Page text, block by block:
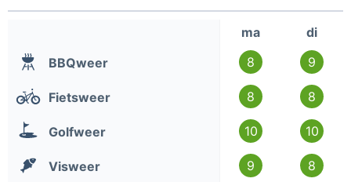
ma
di
BBQweer
8 9
Fietsweer 8 8
Golfweer 10 10
Visweer 9 8